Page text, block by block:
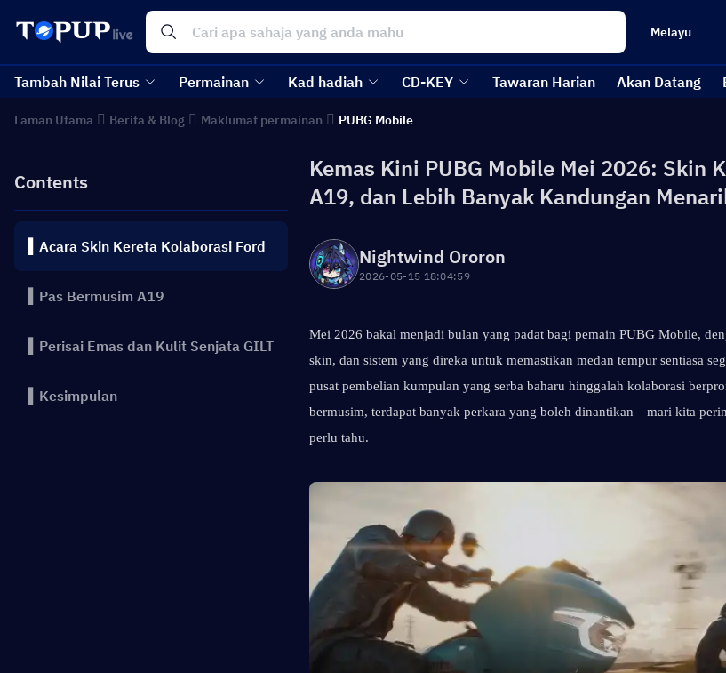
Melayu
Tambah Nilai Terus Permainan Kad hadiah CD-KEY Tawaran Harian Akan Datang
Laman Utama Berita & Blog Maklumat permainan PUBG Mobile
Contents
▍Acara Skin Kereta Kolaborasi Ford
▍Pas Bermusim A19
▍Perisai Emas dan Kulit Senjata GILT
▍Kesimpulan
Kemas Kini PUBG Mobile Mei 2026: Skin
A19, dan Lebih Banyak Kandungan
Nightwind Ororon
2026-05-15 18:04:59
Mei 2026 bakal menjadi bulan yang padat bagi pemain PUBG Mobile,
skin, dan sistem yang direka untuk memastikan medan tempur sentiasa
pusat pembelian kumpulan yang serba baharu hinggalah kolaborasi
bermusim, terdapat banyak perkara yang boleh dinantikan—mari kita
perlu tahu.